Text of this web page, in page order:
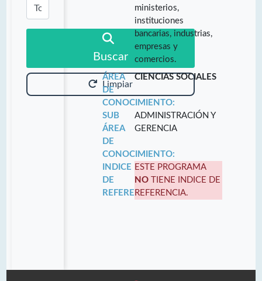
Buscar
Limpiar
ministerios,
instituciones
bancarias, industrias,
empresas y
comercios.
ÁREA
DE
CONOCIMIENTO:
CIENCIAS SOCIALES
SUB
ÁREA
DE
CONOCIMIENTO:
ADMINISTRACIÓN Y
GERENCIA
INDICE
DE
REFERENCIA:
ESTE PROGRAMA
NO TIENE INDICE DE
REFERENCIA.